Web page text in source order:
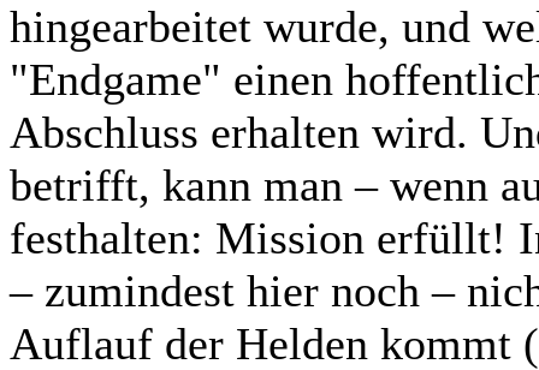
hingearbeitet wurde, und
"Endgame" einen
Abschluss erhalten wird.
betrifft, kann man – wenn
festhalten: Mission erfüllt!
– zumindest hier noch –
Auflauf der Helden kommt